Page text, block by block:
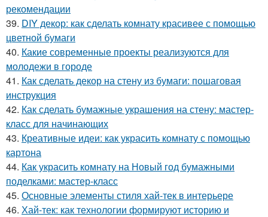
рекомендации
39. DIY декор: как сделать комнату красивее с помощью
цветной бумаги
40. Какие современные проекты реализуются для
молодежи в городе
41. Как сделать декор на стену из бумаги: пошаговая
инструкция
42. Как сделать бумажные украшения на стену: мастер-
класс для начинающих
43. Креативные идеи: как украсить комнату с помощью
картона
44. Как украсить комнату на Новый год бумажными
поделками: мастер-класс
45. Основные элементы стиля хай-тек в интерьере
46. Хай-тек: как технологии формируют историю и